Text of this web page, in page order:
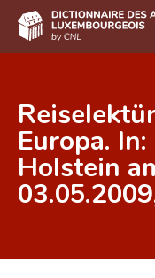
DE FR
Accueil
Auteur(e)s A-Z
Europa.
Holstein